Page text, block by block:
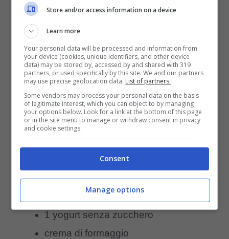
occorre.
Torta di macinato di carne
Ingredienti
2 cucchiai di farina d’avena
2 uova
1 tazzina di farina di riso integrale
300 gr di pollo tritato
100 gr di pancetta
1 yogurt naturale
1 yogurt senza zucchero
crema di formaggio
Store and/or access information on a device
Learn more
Your personal data will be processed and information from
your device (cookies, unique identifiers, and other device
data) may be stored by, accessed by and shared with 319
partners, or used specifically by this site. We and our partners
may use precise geolocation data. List of partners.
Some vendors may process your personal data on the basis
of legitimate interest, which you can object to by managing
your options below. Look for a link at the bottom of this page
or in the site menu to manage or withdraw consent in privacy
and cookie settings.
Consent
Manage options